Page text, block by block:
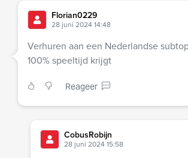
Florian0229
28 juni 2024 14:48
Verhuren aan een Nederlandse
100% speeltijd krijgt
Reageer
CobusRobijn
28 juni 2024 15:58